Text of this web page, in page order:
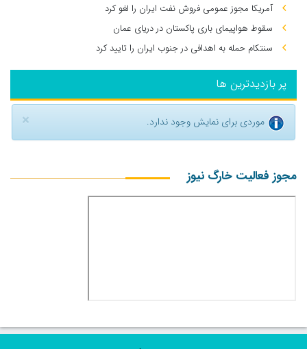
آمریکا مجوز عمومی فروش نفت ایران را لغو کرد
سقوط هواپیمای باری پاکستان در دریای عمان
سنتکام حمله به اهدافی در جنوب ایران را تایید کرد
پر بازدیدترین ها
× موردی برای نمایش وجود ندارد.
مجوز فعالیت خارگ نیوز